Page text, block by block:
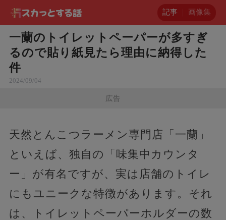
記事 画像集
一蘭のトイレットペーパーが多すぎ
るので貼り紙見たら理由に納得した
件
2024/09/04
広告
天然とんこつラーメン専門店「一蘭」
といえば、独自の「味集中カウンタ
ー」が有名ですが、実は店舗のトイレ
にもユニークな特徴があります。それ
は、トイレットペーパーホルダーの数